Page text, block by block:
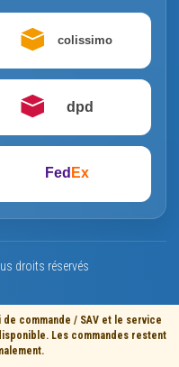
colissimo
dpd
Fed Ex
droits réservés
commande / SAV et le service
Les commandes restent